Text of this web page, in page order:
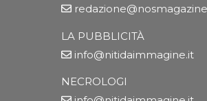
LA PUBBLICITÀ
info@nitidaimmagine.it
NECROLOGI